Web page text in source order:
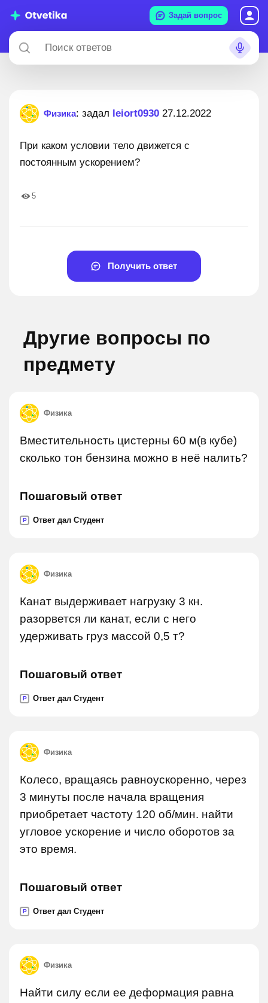
Задай вопрос
Физика: задал leiort0930 27.12.2022
При каком условии тело движется с
постоянным ускорением?
5
Получить ответ
Другие вопросы по
предмету
Физика
Вместительность цистерны 60 м(в кубе)
сколько тон бензина можно в неё налить?
Пошаговый ответ
P Ответ дал Студент
Физика
Канат выдерживает нагрузку 3 кн.
разорвется ли канат, если с него
удерживать груз массой 0,5 т?
Пошаговый ответ
P Ответ дал Студент
Физика
Колесо, вращаясь равноускоренно, через
3 минуты после начала вращения
приобретает частоту 120 об/мин. найти
угловое ускорение и число оборотов за
это время.
Пошаговый ответ
P Ответ дал Студент
Физика
Найти силу если ее деформация равна